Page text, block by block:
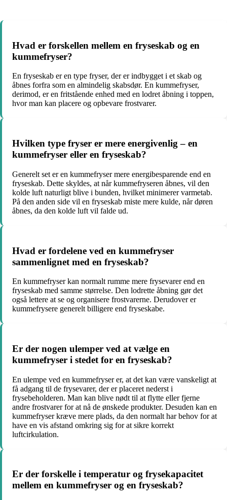
Hvad er forskellen mellem en fryseskab og en
kummefryser?
En fryseskab er en type fryser, der er indbygget i et skab og
åbnes forfra som en almindelig skabsdør. En kummefryser,
derimod, er en fritstående enhed med en lodret åbning i toppen,
hvor man kan placere og opbevare frostvarer.
Hvilken type fryser er mere energivenlig – en
kummefryser eller en fryseskab?
Generelt set er en kummefryser mere energibesparende end en
fryseskab. Dette skyldes, at når kummefryseren åbnes, vil den
kolde luft naturligt blive i bunden, hvilket minimerer varmetab.
På den anden side vil en fryseskab miste mere kulde, når døren
åbnes, da den kolde luft vil falde ud.
Hvad er fordelene ved en kummefryser
sammenlignet med en fryseskab?
En kummefryser kan normalt rumme mere frysevarer end en
fryseskab med samme størrelse. Den lodrette åbning gør det
også lettere at se og organisere frostvarerne. Derudover er
kummefrysere generelt billigere end fryseskabe.
Er der nogen ulemper ved at vælge en
kummefryser i stedet for en fryseskab?
En ulempe ved en kummefryser er, at det kan være vanskeligt at
få adgang til de frysevarer, der er placeret nederst i
frysebeholderen. Man kan blive nødt til at flytte eller fjerne
andre frostvarer for at nå de ønskede produkter. Desuden kan en
kummefryser kræve mere plads, da den normalt har behov for at
have en vis afstand omkring sig for at sikre korrekt
luftcirkulation.
Er der forskelle i temperatur og frysekapacitet
mellem en kummefryser og en fryseskab?